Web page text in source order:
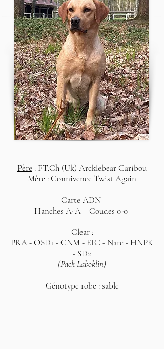
Père : FT.Ch (Uk) Arcklebear Caribou
Mère : Connivence Twist Again
Carte ADN
Hanches A-A Coudes 0-0
Clear :
PRA - OSD1 - CNM - EIC - Narc - HNPK
- SD2
(Pack Laboklin)
Génotype robe : sable